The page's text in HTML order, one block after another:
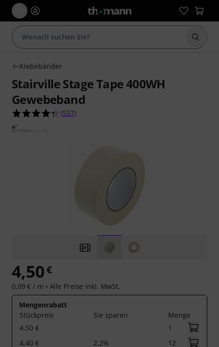
Suche
Klebebänder
Stairville Stage Tape 400WH
Gewebeband
4.3 von 5 Sternen aus 557 Kundenbewertungen
(557)
4,50€
0,09 € / m • Alle Preise inkl. MwSt.
Mengenrabatt
Stückpreis
Sie sparen
Menge
4,50 €
1
4,40 €
2,2%
12